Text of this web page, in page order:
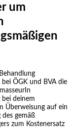
um
ÖGK und BVA die
bei deinem
Überweisung auf ein
des gemäß
zum Kostenersatz